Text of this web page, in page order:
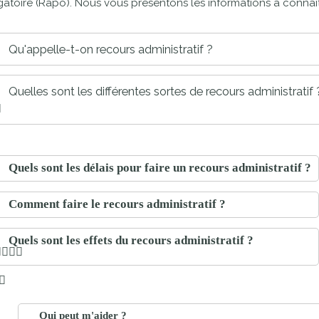
Établissements
scolaires
Cour et
Visiter,
et
(Rapo). Nous vous présentons les informations à
Qu'appelle-t-on recours administratif ?
Quelles sont les différentes sortes de recours administratif
Quels sont les délais pour faire un recours administratif ?
Comment faire le recours administratif ?
Quels sont les effets du recours administratif ?
Qui peut m'aider ?